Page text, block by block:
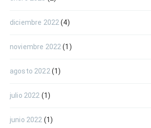
diciembre 2022(4)
noviembre 2022(1)
agosto 2022(1)
julio 2022 (1)
junio 2022 (1)